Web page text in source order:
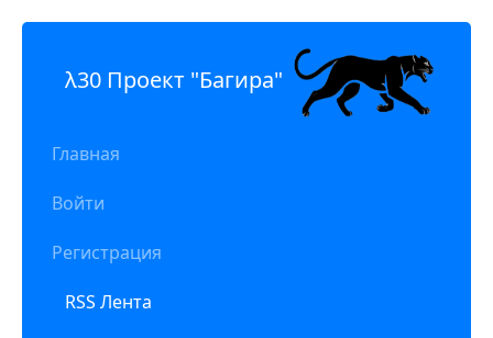
λ30 Проект "Багира"
Главная
Войти
Регистрация
RSS Лента